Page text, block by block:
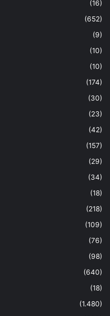
(16)
(652)
(9)
(10)
(10)
(174)
(30)
(23)
(42)
(157)
(29)
(34)
(18)
(218)
(109)
(76)
(98)
(640)
(18)
(1.480)